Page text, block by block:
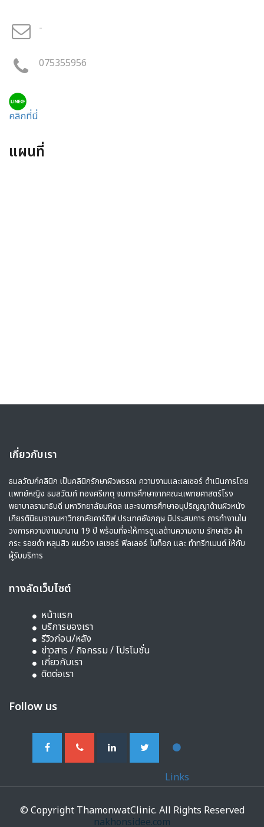
-
075355956
คลิกที่นี่
แผนที่
เกี่ยวกับเรา
ธมลวัฒก์คลินิก เป็นคลินิกรักษาผิวพรรณ ความงามและเลเซอร์ ดำเนินการโดย
แพทย์หญิง ธมลวัฒก์ ทองศรีเกตุ จบการศึกษาจากคณะแพทยศาสตร์โรง
พยาบาลรามาธิบดี มหาวิทยาลัยมหิดล และจบการศึกษาอนุปริญญาด้านผิวหนัง
เกียรตินิยมจากมหาวิทยาลัยคาร์ดิฟ ประเทศอังกฤษ มีประสบการ การทำงานใน
วงการความงามมานาน 19 ปี พร้อมที่จะให้การดูแลด้านความงาม รักษาสิว ฝ้า
กระ รอยดำ หลุมสิว ผมร่วง เลเซอร์ ฟิลเลอร์ โบท็อก และ ทำทรีทเมนต์ ให้กับ
ผู้รับบริการ
ทางลัดเว็บไซต์
หน้าแรก
บริการของเรา
รีวิวก่อน/หลัง
ข่าวสาร / กิจกรรม / โปรโมชั่น
เกี่ยวกับเรา
ติดต่อเรา
Follow us
Links
© Copyright ThamonwatClinic. All Rights Reserved
nakhonsidee.com